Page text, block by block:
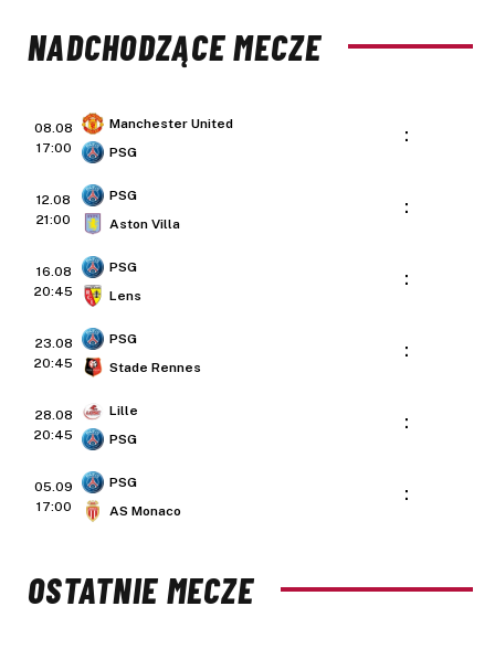
NADCHODZĄCE MECZE
08.08
17:00
Manchester United
PSG
:
12.08
21:00
PSG
Aston Villa
:
16.08
20:45
PSG
Lens
:
23.08
20:45
PSG
Stade Rennes
:
28.08
20:45
Lille
PSG
:
05.09
17:00
PSG
AS Monaco
:
OSTATNIE MECZE